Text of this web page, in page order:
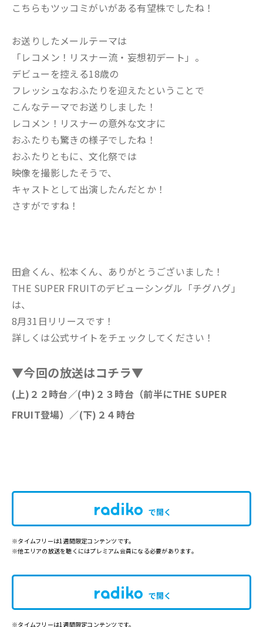
こちらもツッコミがいがある有望株でしたね！
お送りしたメールテーマは
「レコメン！リスナー流・妄想初デート」。
デビューを控える18歳の
フレッシュなおふたりを迎えたということで
こんなテーマでお送りしました！
レコメン！リスナーの意外な文才に
おふたりも驚きの様子でしたね！
おふたりともに、文化祭では
映像を撮影したそうで、
キャストとして出演したんだとか！
さすがですね！
田倉くん、松本くん、ありがとうございました！
THE SUPER FRUITのデビューシングル「チグハグ」
は、
8月31日リリースです！
詳しくは公式サイトをチェックしてください！
▼今回の放送はコチラ▼
(上)２２時台／(中)２３時台（前半にTHE SUPER
FRUIT登場） ／(下)２４時台
で開く
※タイムフリーは1週間限定コンテンツです。
※他エリアの放送を聴くにはプレミアム会員になる必要があります。
で開く
※タイムフリーは1週間限定コンテンツです。